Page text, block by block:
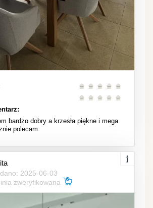
bardzo dobry a krzesła piękne i mega
polecam
2025-06-03
zweryfikowana